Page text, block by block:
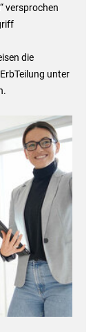
versprochen
die
unter